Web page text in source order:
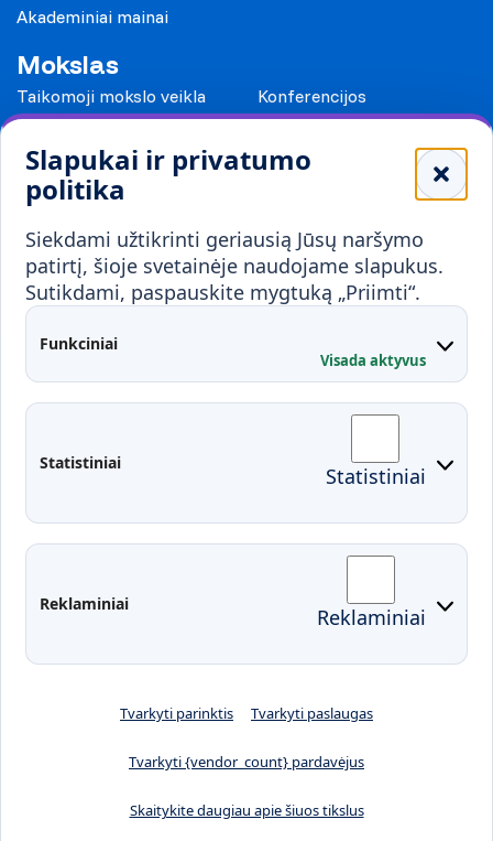
Slapukai ir privatumo
politika
Siekdami užtikrinti geriausią Jūsų naršymo
patirtį, šioje svetainėje naudojame slapukus.
Sutikdami, paspauskite mygtuką „Priimti“.
Funkciniai
Visada aktyvus
Statistiniai Statistiniai
Reklaminiai Reklaminiai
Tvarkyti parinktis Tvarkyti paslaugas
Tvarkyti {vendor_count} pardavėjus
Skaitykite daugiau apie šiuos tikslus
Akademiniai mainai
Mokslas
Taikomoji mokslo veikla
Konferencijos
Mokykloms
Visuomenei ir verslui
Mokymai ir konsultavimas
Partnerystės
Karjera
Kontaktai
Administracija
Fakultetai
Studentų atstovybė
Moodle
EDINA
Pasirengimas ekstremaliai